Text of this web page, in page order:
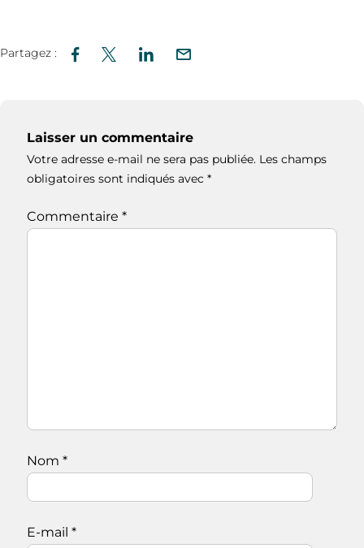
Partagez :
Laisser un commentaire
Votre adresse e-mail ne sera pas publiée. Les champs
obligatoires sont indiqués avec *
Commentaire *
Nom *
E-mail *